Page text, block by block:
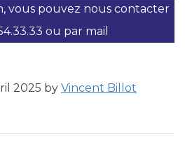
vous pouvez nous contacter
ou par mail
2025 by Vincent Billot